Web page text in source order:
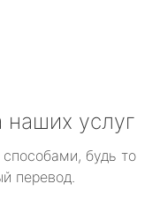
наших услуг
будь то
перевод.